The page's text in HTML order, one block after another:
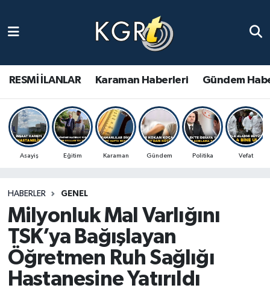
RESMİ İLANLAR Karaman Haberleri Gündem
Asayiş Eğitim Karaman Gündem Politika Vefat
HABERLER GENEL
Milyonluk Mal Varlığını
TSK’ya Bağışlayan
Öğretmen Ruh Sağlığı
Hastanesine Yatırıldı
Gündem Haberleri
Güncel Haberler
Spor Haberleri
Ulusal Haberler
Vefat Edenler